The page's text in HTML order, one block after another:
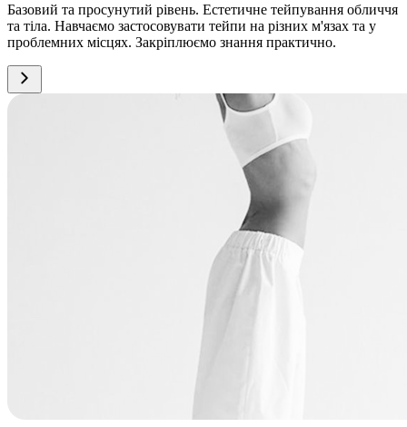
Базовий та просунутий рівень. Естетичне тейпування обличчя
та тіла. Навчаємо застосовувати тейпи на різних м'язах та у
проблемних місцях. Закріплюємо знання практично.